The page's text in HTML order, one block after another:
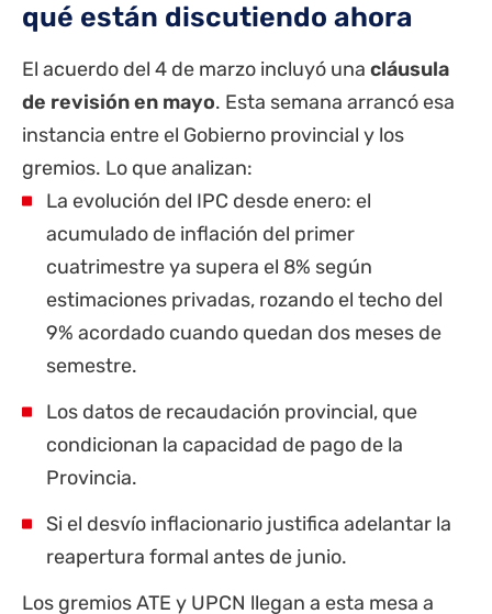
qué están discutiendo ahora
El acuerdo del 4 de marzo incluyó una cláusula
de revisión en mayo. Esta semana arrancó esa
instancia entre el Gobierno provincial y los
gremios. Lo que analizan:
La evolución del IPC desde enero: el
acumulado de inflación del primer
cuatrimestre ya supera el 8% según
estimaciones privadas, rozando el techo del
9% acordado cuando quedan dos meses de
semestre.
Los datos de recaudación provincial, que
condicionan la capacidad de pago de la
Provincia.
Si el desvío inflacionario justifica adelantar la
reapertura formal antes de junio.
Los gremios ATE y UPCN llegan a esta mesa a